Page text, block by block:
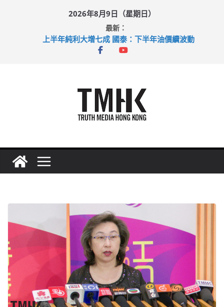
2026年8月9日（星期日）
最新：
上半年純利大增七成 國泰：下半年油價續波動
拜仁熱身賽挫維拉 啟德主場館奪錦標